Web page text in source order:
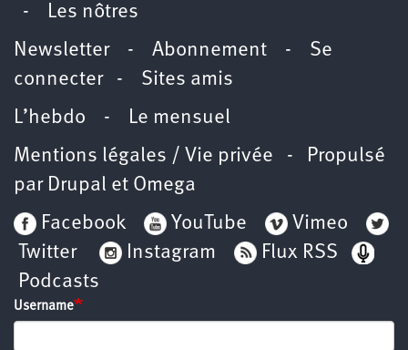
- Les nôtres
Newsletter- Abonnement - Se
connecter- Sites amis
L’hebdo - Le mensuel
Mentions légales / Vie privée - Propulsé
par Drupal et Omega
Facebook
YouTube
Vimeo
Twitter
Instagram
Flux RSS
Podcasts
Username